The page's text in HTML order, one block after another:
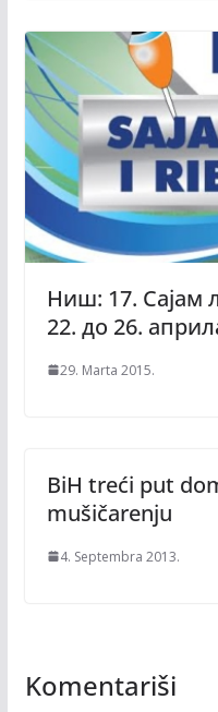
Ниш: 17. Сајам
22. до 26.
29. Marta 2015.
BiH treći put
mušičarenju
4. Septembra 2013.
Komentariši